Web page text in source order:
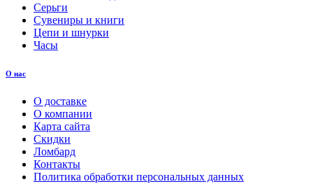
Серьги
Сувениры и книги
Цепи и шнурки
Часы
О нас
О доставке
О компании
Карта сайта
Скидки
Ломбард
Контакты
Политика обработки персональных данных